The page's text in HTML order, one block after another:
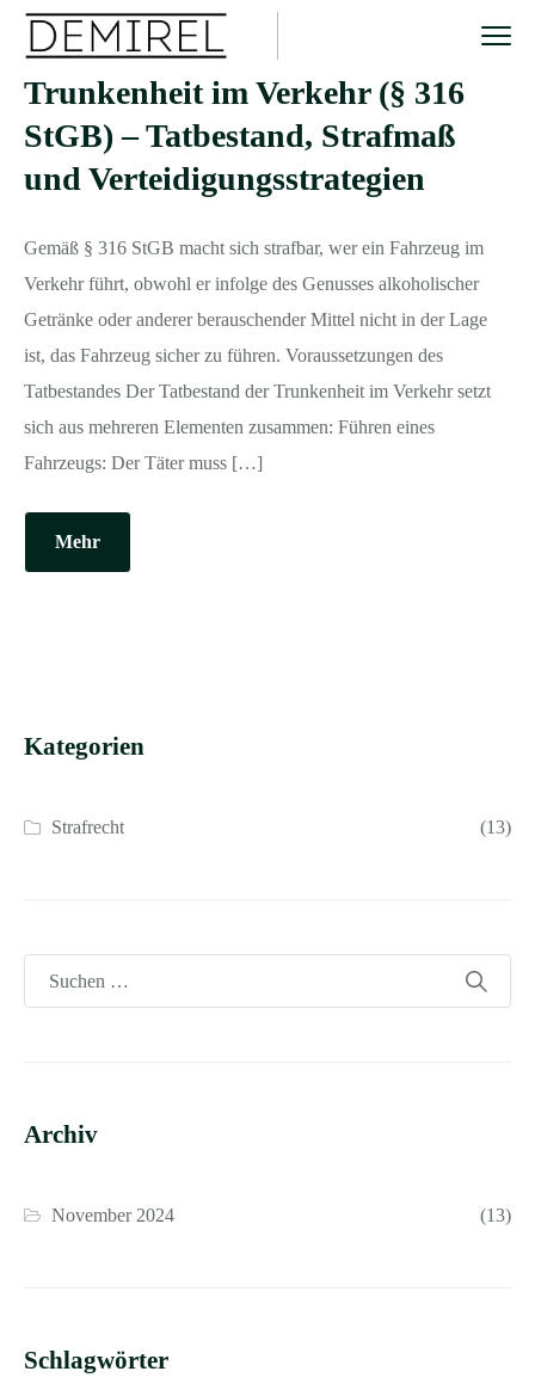
Trunkenheit im Verkehr (§ 316
StGB) – Tatbestand, Strafmaß
und Verteidigungsstrategien
Gemäß § 316 StGB macht sich strafbar, wer ein Fahrzeug im
Verkehr führt, obwohl er infolge des Genusses alkoholischer
Getränke oder anderer berauschender Mittel nicht in der Lage
ist, das Fahrzeug sicher zu führen. Voraussetzungen des
Tatbestandes Der Tatbestand der Trunkenheit im Verkehr setzt
sich aus mehreren Elementen zusammen: Führen eines
Fahrzeugs: Der Täter muss […]
Mehr
Kategorien
Strafrecht (13)
Archiv
November 2024 (13)
Schlagwörter